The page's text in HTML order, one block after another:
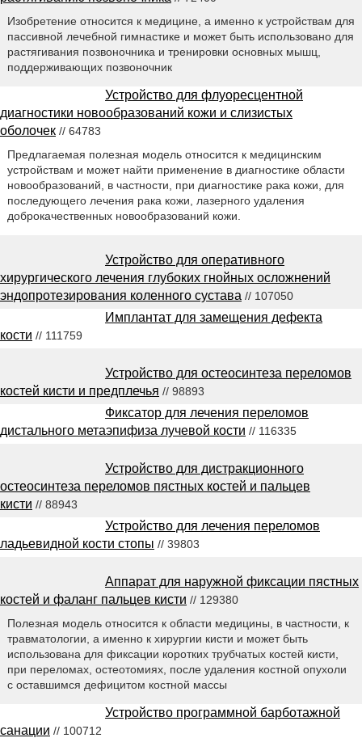
Изобретение относится к медицине, а именно к устройствам для
пассивной лечебной гимнастике и может быть использовано для
растягивания позвоночника и тренировки основных мышц,
поддерживающих позвоночник
Устройство для флуоресцентной
диагностики новообразований кожи и слизистых
оболочек // 64783
Предлагаемая полезная модель относится к медицинским
устройствам и может найти применение в диагностике области
новообразований, в частности, при диагностике рака кожи, для
последующего лечения рака кожи, лазерного удаления
доброкачественных новообразований кожи.
Устройство для оперативного
хирургического лечения глубоких гнойных осложнений
эндопротезирования коленного сустава // 107050
Имплантат для замещения дефекта
кости // 111759
Устройство для остеосинтеза переломов
костей кисти и предплечья // 98893
Фиксатор для лечения переломов
дистального метаэпифиза лучевой кости // 116335
Устройство для дистракционного
остеосинтеза переломов пястных костей и пальцев
кисти // 88943
Устройство для лечения переломов
ладьевидной кости стопы // 39803
Аппарат для наружной фиксации пястных
костей и фаланг пальцев кисти // 129380
Полезная модель относится к области медицины, в частности, к
травматологии, а именно к хирургии кисти и может быть
использована для фиксации коротких трубчатых костей кисти,
при переломах, остеотомиях, после удаления костной опухоли
с оставшимся дефицитом костной массы
Устройство программной барботажной
санации // 100712